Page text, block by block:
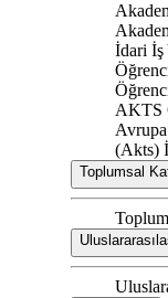
İdari
AKTS
(Akts)
Toplumsal